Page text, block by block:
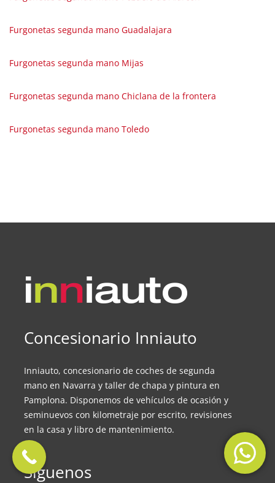
Furgonetas segunda mano Guadalajara
Furgonetas segunda mano Mijas
Furgonetas segunda mano Chiclana de la frontera
Furgonetas segunda mano Toledo
Concesionario Inniauto
Inniauto, concesionario de coches de segunda
mano en Navarra y taller de chapa y pintura en
Pamplona. Disponemos de vehículos de ocasión y
seminuevos con kilometraje por escrito, revisiones
en la casa y libro de mantenimiento.
Síguenos